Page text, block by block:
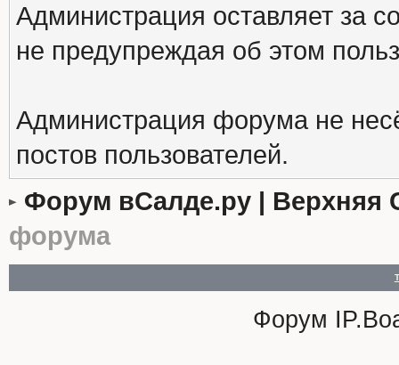
Администрация оставляет за
не предупреждая об этом
Администрация форума не
постов пользователей.
Форум вСалде.ру | Верхняя
форума
Форум